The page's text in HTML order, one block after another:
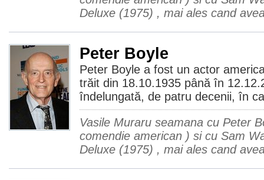
Deluxe (1975) , mai ales cand
Peter Boyle
Peter Boyle a fost un actor
trăit din 18.10.1935 până în
îndelungată, de patru decenii, în
Vasile Muraru seamana cu Peter
comendie american ) si cu Sam
Deluxe (1975) , mai ales cand